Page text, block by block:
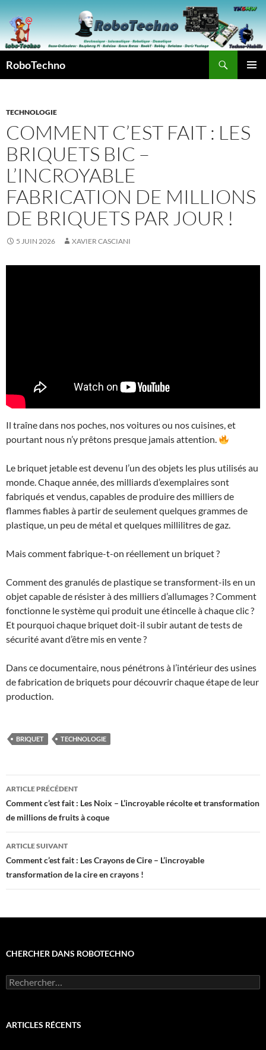
au
contenu
RoboTechno
TECHNOLOGIE
COMMENT C’EST FAIT : LES
BRIQUETS BIC –
L’INCROYABLE
FABRICATION DE MILLIONS
DE BRIQUETS PAR JOUR !
5 JUIN 2026 XAVIER CASCIANI
Il traîne dans nos poches, nos voitures ou nos cuisines, et
pourtant nous n’y prêtons presque jamais attention.
Le briquet jetable est devenu l’un des objets les plus utilisés au
monde. Chaque année, des milliards d’exemplaires sont
fabriqués et vendus, capables de produire des milliers de
flammes fiables à partir de seulement quelques grammes de
plastique, un peu de métal et quelques millilitres de gaz.
Mais comment fabrique-t-on réellement un briquet ?
Comment des granulés de plastique se transforment-ils en un
objet capable de résister à des milliers d’allumages ? Comment
fonctionne le système qui produit une étincelle à chaque clic ?
Et pourquoi chaque briquet doit-il subir autant de tests de
sécurité avant d’être mis en vente ?
Dans ce documentaire, nous pénétrons à l’intérieur des usines
de fabrication de briquets pour découvrir chaque étape de leur
production.
BRIQUET TECHNOLOGIE
Navigation
des
articles
ARTICLE PRÉCÉDENT
Comment c’est fait : Les Noix – L’incroyable récolte et transformation
de millions de fruits à coque
ARTICLE SUIVANT
Comment c’est fait : Les Crayons de Cire – L’incroyable
transformation de la cire en crayons !
CHERCHER DANS ROBOTECHNO
Rechercher :
ARTICLES RÉCENTS